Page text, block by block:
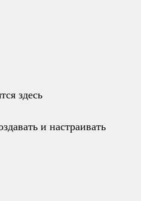
здесь
и настраивать